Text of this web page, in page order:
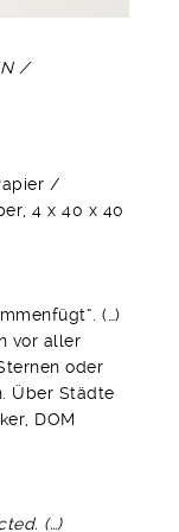
/
/
4 x 40 x 40
(…)
vor aller
oder
Über Städte
DOM
(…)